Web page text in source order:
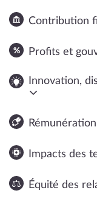
Contribution
Profits et
Innovation,
Impacts des
Équité des